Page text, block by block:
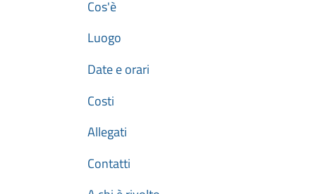
Cos'è
Luogo
Date e orari
Costi
Allegati
Contatti